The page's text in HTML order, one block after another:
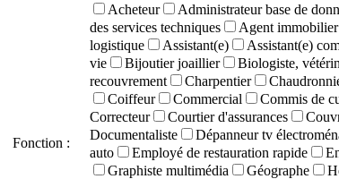
Fonction :
Acheteur Administrateur base de
des services techniques
Agent immobilier
logistique
Assistant(e) Assistant(e)
vie
Bijoutier joaillier Biologiste,
recouvrement
Charpentier
Coiffeur
Commercial Commis de
Correcteur
Courtier d'assurances
Documentaliste
Dépanneur tv
auto
Employé de restauration rapide
Graphiste multimédia
Géographe